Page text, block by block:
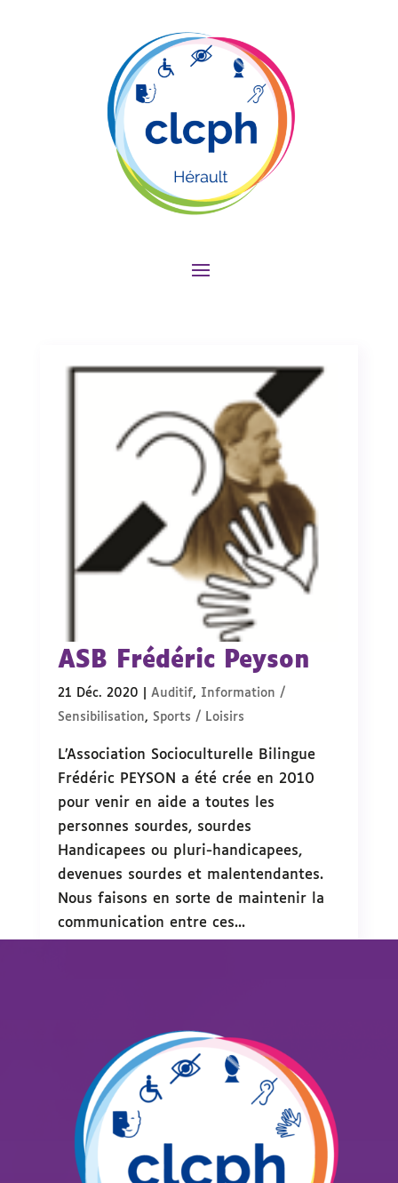
ASB Frédéric Peyson
21 Déc. 2020 Auditif, Information /
Sensibilisation, Sports / Loisirs
L’Association Socioculturelle Bilingue
Frédéric PEYSON a été crée en 2010
pour venir en aide a toutes les
personnes sourdes, sourdes
Handicapees ou pluri-handicapees,
devenues sourdes et malentendantes.
Nous faisons en sorte de maintenir la
communication entre ces...